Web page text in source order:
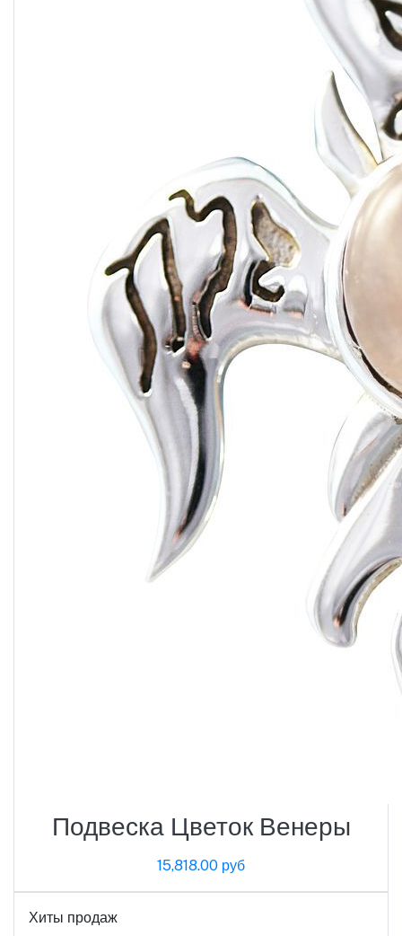
Подвеска Цветок Венеры
15,818.00 руб
Хиты продаж